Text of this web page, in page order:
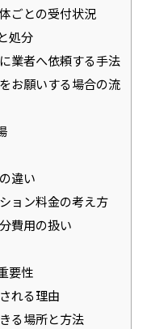
ごとの受付状況
処分
業者へ依頼する手法
お願いする場合の流
違い
ョン料金の考え方
費用の扱い
要性
れる理由
る場所と方法